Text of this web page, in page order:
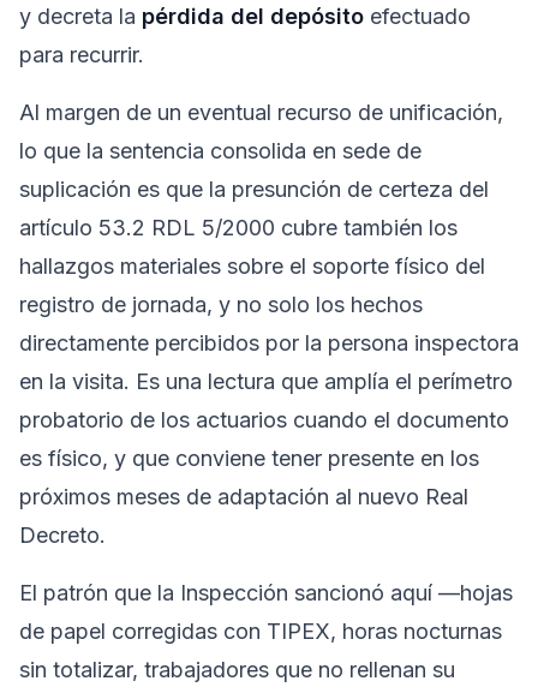
y decreta la pérdida del depósito efectuado
para recurrir.
Al margen de un eventual recurso de unificación,
lo que la sentencia consolida en sede de
suplicación es que la presunción de certeza del
artículo 53.2 RDL 5/2000 cubre también los
hallazgos materiales sobre el soporte físico del
registro de jornada, y no solo los hechos
directamente percibidos por la persona inspectora
en la visita. Es una lectura que amplía el perímetro
probatorio de los actuarios cuando el documento
es físico, y que conviene tener presente en los
próximos meses de adaptación al nuevo Real
Decreto.
El patrón que la Inspección sancionó aquí —hojas
de papel corregidas con TIPEX, horas nocturnas
sin totalizar, trabajadores que no rellenan su